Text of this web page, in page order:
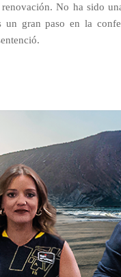
No ha sido
gran paso en la